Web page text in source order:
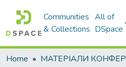
Communities
& Collections
All of
DSpace
Home